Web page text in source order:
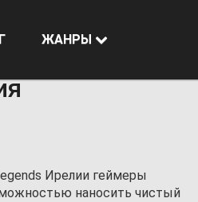
ЖАНРЫ
Ирелии геймеры
наносить чистый